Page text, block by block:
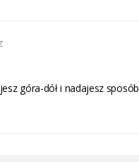
góra-dół i nadajesz sposób